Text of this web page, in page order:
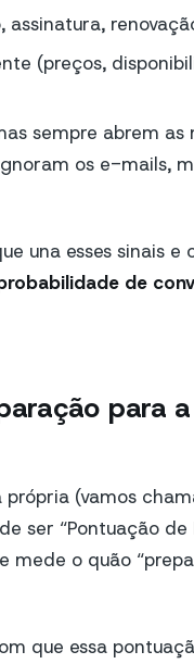
(preços,
sempre abrem as
os e-mails,
una esses sinais e
de
para
(vamos
ser “Pontuação de
mede o quão
que essa